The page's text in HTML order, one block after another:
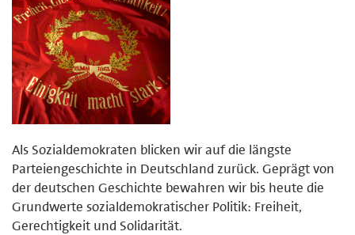
Als Sozialdemokraten blicken wir auf die längste
Parteiengeschichte in Deutschland zurück. Geprägt von
der deutschen Geschichte bewahren wir bis heute die
Grundwerte sozialdemokratischer Politik: Freiheit,
Gerechtigkeit und Solidarität.